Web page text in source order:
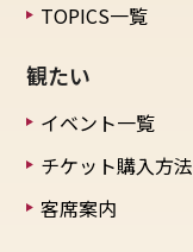
TOPICS一覧
観たい
イベント一覧
チケット購入方法
客席案内